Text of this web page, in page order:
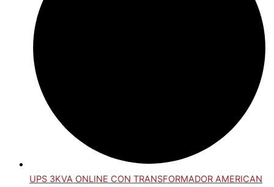
UPS 3KVA ONLINE CON TRANSFORMADOR AMERICAN